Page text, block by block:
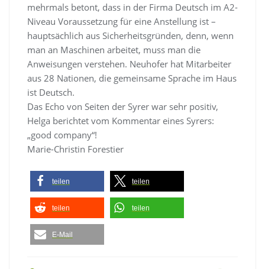
mehrmals betont, dass in der Firma Deutsch im A2-
Niveau Voraussetzung für eine Anstellung ist –
hauptsächlich aus Sicherheitsgründen, denn, wenn
man an Maschinen arbeitet, muss man die
Anweisungen verstehen. Neuhofer hat Mitarbeiter
aus 28 Nationen, die gemeinsame Sprache im Haus
ist Deutsch.
Das Echo von Seiten der Syrer war sehr positiv,
Helga berichtet vom Kommentar eines Syrers:
„good company“!
Marie-Christin Forestier
teilen teilen
teilen teilen
E-Mail